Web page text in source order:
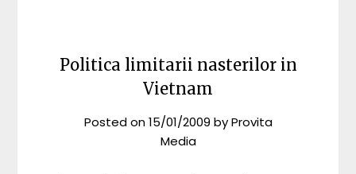
Politica limitarii nasterilor in
Vietnam
Posted on15/01/2009 byProvita
Media